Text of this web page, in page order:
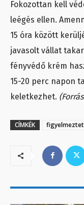
Fokozottan kell
leégés ellen.
15 óra között
javasolt vállat
fényvédő krém
15-20 perc napon
keletkezhet.
CÍMKÉK